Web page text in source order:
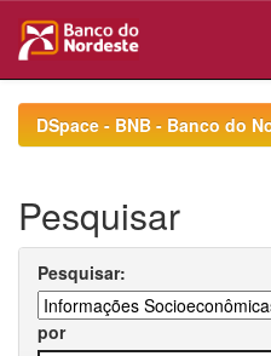
navigationDSpace - BNB - Banco do
Pesquisar
Pesquisar:
por